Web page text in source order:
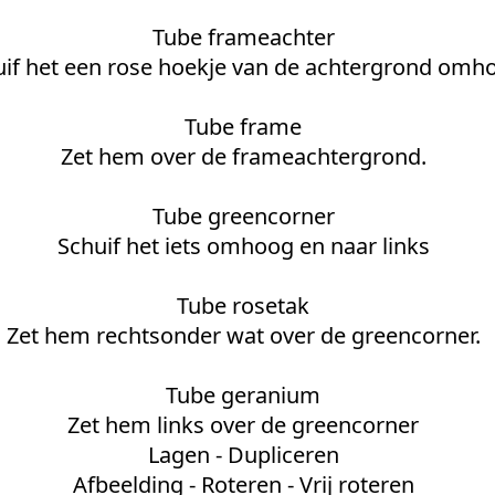
Tube frameachter
het een rose hoekje van de achtergrond
Tube frame
Zet hem over de frameachtergrond.
Tube greencorner
Schuif het iets omhoog en naar links
Tube rosetak
Zet hem rechtsonder wat over de greencorner.
Tube geranium
Zet hem links over de greencorner
Lagen - Dupliceren
Afbeelding - Roteren - Vrij roteren